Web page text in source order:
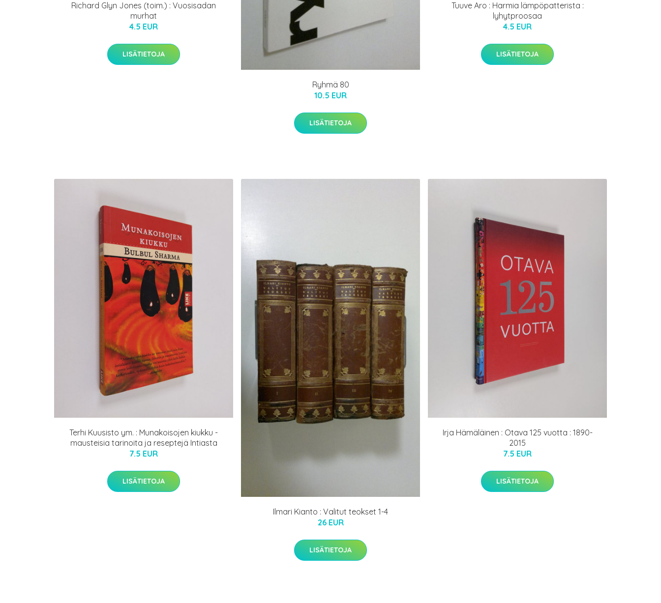
Richard Glyn Jones (toim.) : Vuosisadan
murhat
4.5 EUR
LISÄTIETOJA
Ryhmä 80
10.5 EUR
LISÄTIETOJA
Tuuve Aro : Harmia lämpöpatterista :
lyhytproosaa
4.5 EUR
LISÄTIETOJA
Terhi Kuusisto ym. : Munakoisojen kiukku -
mausteisia tarinoita ja reseptejä Intiasta
7.5 EUR
LISÄTIETOJA
Ilmari Kianto : Valitut teokset 1-4
26 EUR
LISÄTIETOJA
Irja Hämäläinen : Otava 125 vuotta : 1890-
2015
7.5 EUR
LISÄTIETOJA